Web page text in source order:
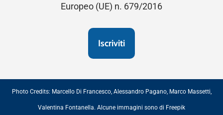
Europeo (UE) n. 679/2016
Photo Credits: Marcello Di Francesco, Alessandro Pagano, Marco Massetti,
Valentina Fontanella. Alcune immagini sono di Freepik